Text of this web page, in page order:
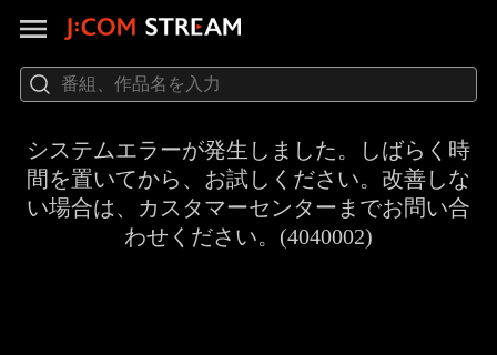
システムエラーが発生しました。しばらく時
間を置いてから、お試しください。改善しな
い場合は、カスタマーセンターまでお問い合
わせください。(4040002)